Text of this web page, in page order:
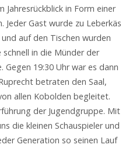
Jahresrückblick in Form einer
Gast wurde zu Leberkäs
auf den Tischen wurden
in die Münder der
Gegen 19:30 Uhr war es dann
betraten den Saal,
allen Kobolden begleitet.
der Jugendgruppe. Mit
die kleinen Schauspieler und
Generation so seinen Lauf